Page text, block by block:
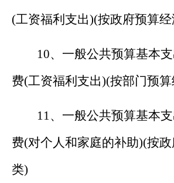
(工资福利支出)(按政府预算
10、一般公共预算基本
费(工资福利支出)(按部门预
11、一般公共预算基本
费(对个人和家庭的补助)(按
类)